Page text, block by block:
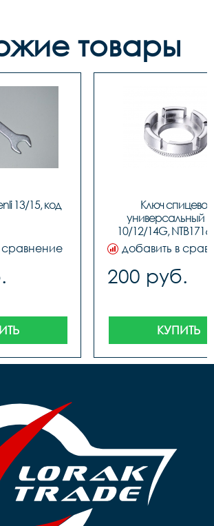
товары
13/15, код
сравнение
Ключ спицевой
универсальный
10/12/14G,
10205
добавить в
200 руб.
КУПИТЬ